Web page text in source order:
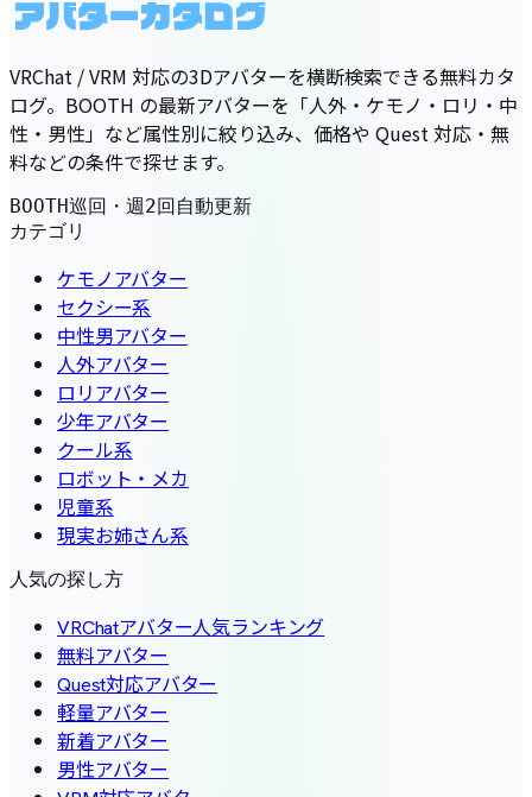
VRChat / VRM 対応の3Dアバターを横断検索できる無料カタ
ログ。BOOTH の最新アバターを「人外・ケモノ・ロリ・中
性・男性」など属性別に絞り込み、価格や Quest 対応・無
料などの条件で探せます。
BOOTH巡回・週2回自動更新
カテゴリ
ケモノアバター
セクシー系
中性男アバター
人外アバター
ロリアバター
少年アバター
クール系
ロボット・メカ
児童系
現実お姉さん系
人気の探し方
VRChatアバター人気ランキング
無料アバター
Quest対応アバター
軽量アバター
新着アバター
男性アバター